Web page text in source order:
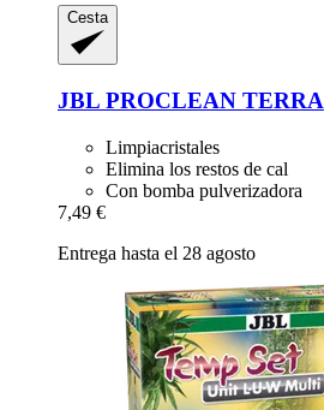
Cesta
JBL PROCLEAN TERRA
Limpiacristales
Elimina los restos de cal
Con bomba pulverizadora
7,49 €
Entrega hasta el 28 agosto